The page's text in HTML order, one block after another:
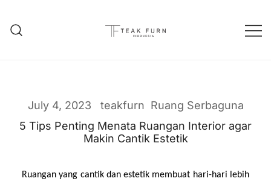
July 4, 2023 teakfurn Ruang Serbaguna
5 Tips Penting Menata Ruangan Interior agar
Makin Cantik Estetik
Ruangan yang cantik dan estetik membuat hari-hari lebih